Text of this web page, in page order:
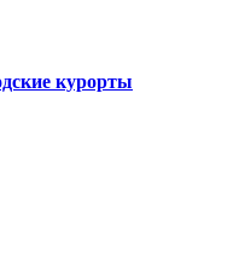
курорты